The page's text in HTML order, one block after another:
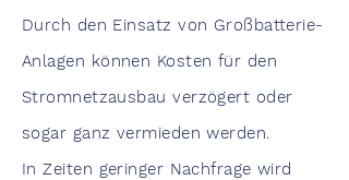
Durch den Einsatz von Großbatterie-
Anlagen können Kosten für den
Stromnetzausbau verzögert oder
sogar ganz vermieden werden.
In Zeiten geringer Nachfrage wird